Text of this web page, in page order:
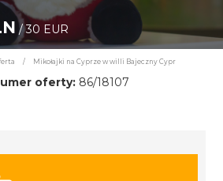
/ 30 EUR
/ Mikołajki na Cyprze w willi Bajeczny Cypr
oferty:86/18107